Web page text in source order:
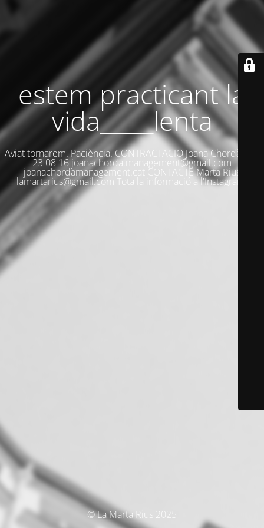
estem practicant la
vida_____lenta
Aviat tornarem. Paciència. CONTRACTACIÓ Joana Chordà 659
23 08 16 joanachorda.management@gmail.com
joanachordamanagement.cat CONTACTE Marta Rius
lamartarius@gmail.com Tota la informació a l'Instagram.
© La Marta Rius 2025